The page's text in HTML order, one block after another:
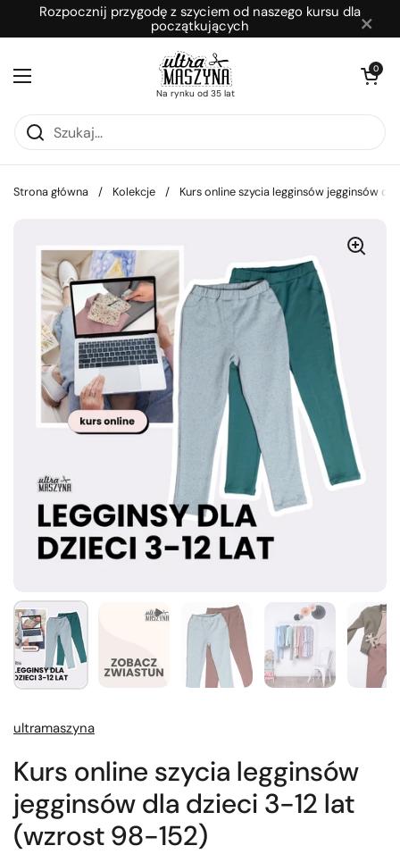
Przejdź do zawartości
Rozpocznij przygodę z szyciem od naszego kursu dla
początkujących
Na rynku od 35 lat
Otwórz menu
Otwórz
0
Strona główna / Kolekcje / Kurs online szycia legginsów jegginsów
ultramaszyna
Kurs online szycia legginsów
jegginsów dla dzieci 3-12 lat
(wzrost 98-152)
×